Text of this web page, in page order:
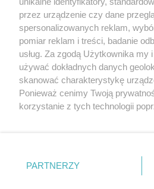
przez urządzenie czy dane
spersonalizowanych reklam,
pomiar reklam i treści, badanie
usług. Za zgodą Użytkownika
używać dokładnych danych
skanować charakterystykę
Ponieważ cenimy Twoją
korzystanie z tych technologii
nie wymagają zgody
się takiemu przetwarzaniu.
PARTNERZY